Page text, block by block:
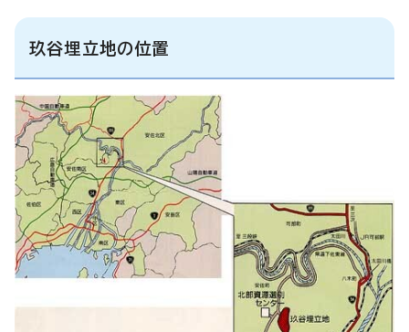
玖谷埋立地の位置